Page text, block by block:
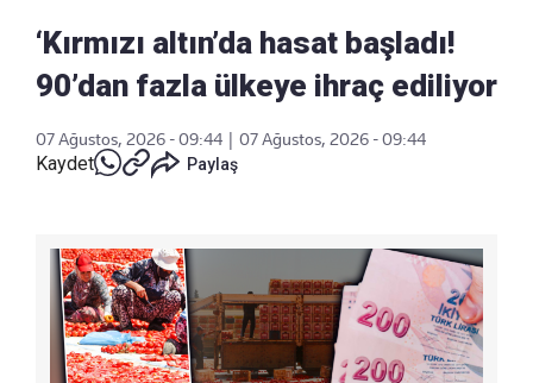
‘Kırmızı altın’da hasat başladı!
90’dan fazla ülkeye ihraç ediliyor
07 Ağustos, 2026 - 09:44 07 Ağustos, 2026 - 09:44
Kaydet Paylaş